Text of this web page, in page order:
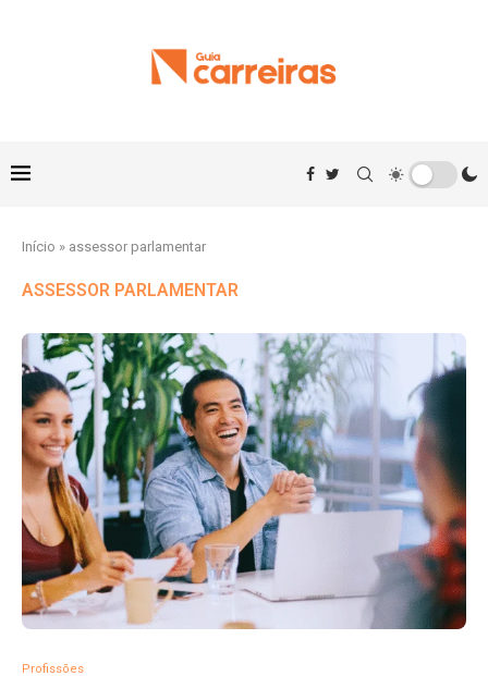
Início » assessor parlamentar
ASSESSOR PARLAMENTAR
Profissões